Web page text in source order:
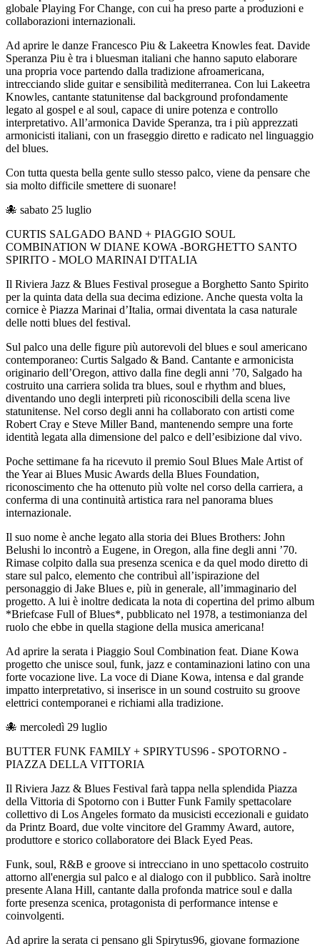
globale Playing For Change, con cui ha preso parte a produzioni e
collaborazioni internazionali.
Ad aprire le danze Francesco Piu & Lakeetra Knowles feat. Davide
Speranza Piu è tra i bluesman italiani che hanno saputo elaborare
una propria voce partendo dalla tradizione afroamericana,
intrecciando slide guitar e sensibilità mediterranea. Con lui Lakeetra
Knowles, cantante statunitense dal background profondamente
legato al gospel e al soul, capace di unire potenza e controllo
interpretativo. All’armonica Davide Speranza, tra i più apprezzati
armonicisti italiani, con un fraseggio diretto e radicato nel linguaggio
del blues.
Con tutta questa bella gente sullo stesso palco, viene da pensare che
sia molto difficile smettere di suonare!
🐙 sabato 25 luglio
CURTIS SALGADO BAND + PIAGGIO SOUL
COMBINATION W DIANE KOWA -BORGHETTO SANTO
SPIRITO - MOLO MARINAI D'ITALIA
Il Riviera Jazz & Blues Festival prosegue a Borghetto Santo Spirito
per la quinta data della sua decima edizione. Anche questa volta la
cornice è Piazza Marinai d’Italia, ormai diventata la casa naturale
delle notti blues del festival.
Sul palco una delle figure più autorevoli del blues e soul americano
contemporaneo: Curtis Salgado & Band. Cantante e armonicista
originario dell’Oregon, attivo dalla fine degli anni ’70, Salgado ha
costruito una carriera solida tra blues, soul e rhythm and blues,
diventando uno degli interpreti più riconoscibili della scena live
statunitense. Nel corso degli anni ha collaborato con artisti come
Robert Cray e Steve Miller Band, mantenendo sempre una forte
identità legata alla dimensione del palco e dell’esibizione dal vivo.
Poche settimane fa ha ricevuto il premio Soul Blues Male Artist of
the Year ai Blues Music Awards della Blues Foundation,
riconoscimento che ha ottenuto più volte nel corso della carriera, a
conferma di una continuità artistica rara nel panorama blues
internazionale.
Il suo nome è anche legato alla storia dei Blues Brothers: John
Belushi lo incontrò a Eugene, in Oregon, alla fine degli anni ’70.
Rimase colpito dalla sua presenza scenica e da quel modo diretto di
stare sul palco, elemento che contribuì all’ispirazione del
personaggio di Jake Blues e, più in generale, all’immaginario del
progetto. A lui è inoltre dedicata la nota di copertina del primo album
*Briefcase Full of Blues*, pubblicato nel 1978, a testimonianza del
ruolo che ebbe in quella stagione della musica americana!
Ad aprire la serata i Piaggio Soul Combination feat. Diane Kowa
progetto che unisce soul, funk, jazz e contaminazioni latino con una
forte vocazione live. La voce di Diane Kowa, intensa e dal grande
impatto interpretativo, si inserisce in un sound costruito su groove
elettrici contemporanei e richiami alla tradizione.
🐙 mercoledì 29 luglio
BUTTER FUNK FAMILY + SPIRYTUS96 - SPOTORNO -
PIAZZA DELLA VITTORIA
Il Riviera Jazz & Blues Festival farà tappa nella splendida Piazza
della Vittoria di Spotorno con i Butter Funk Family spettacolare
collettivo di Los Angeles formato da musicisti eccezionali e guidato
da Printz Board, due volte vincitore del Grammy Award, autore,
produttore e storico collaboratore dei Black Eyed Peas.
Funk, soul, R&B e groove si intrecciano in uno spettacolo costruito
attorno all'energia sul palco e al dialogo con il pubblico. Sarà inoltre
presente Alana Hill, cantante dalla profonda matrice soul e dalla
forte presenza scenica, protagonista di performance intense e
coinvolgenti.
Ad aprire la serata ci pensano gli Spirytus96, giovane formazione